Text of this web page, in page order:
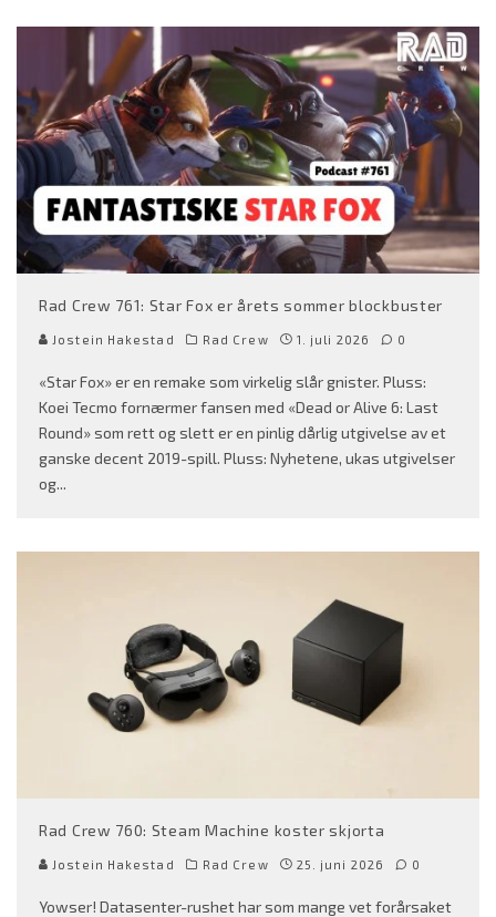
Rad Crew 761: Star Fox er årets sommer blockbuster
Jostein Hakestad Rad Crew 1. juli 2026 0
«Star Fox» er en remake som virkelig slår gnister. Pluss:
Koei Tecmo fornærmer fansen med «Dead or Alive 6: Last
Round» som rett og slett er en pinlig dårlig utgivelse av et
ganske decent 2019-spill. Pluss: Nyhetene, ukas utgivelser
og...
Rad Crew 760: Steam Machine koster skjorta
Jostein Hakestad Rad Crew 25. juni 2026 0
Yowser! Datasenter-rushet har som mange vet forårsaket